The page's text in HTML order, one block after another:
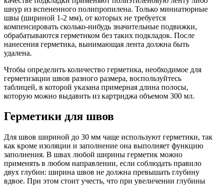
шнур из вспененного полипропилена. Только миниатюрные
швы (шириной 1-2 мм), от которых не требуется
компенсировать сколько-нибудь значительные подвижки,
обрабатываются герметиком без таких подкладок. После
нанесения герметика, вынимающая лента должна быть
удалена.
Чтобы определить количество герметика, необходимое для
герметизации швов разного размера, воспользуйтесь
таблицей, в которой указана примерная длина полосы,
которую можно выдавить из картриджа объемом 300 мл.
Герметики для швов
Для швов шириной до 30 мм чаще используют герметики, так
как кроме изоляции и заполнение она выполняет функцию
заполнения. В швах любой ширины герметик можно
применять в любом направлении, если соблюдать правило
двух глубин: ширина швов не должна превышать глубину
вдвое. При этом стоит учесть, что при увеличении глубины